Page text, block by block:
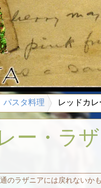
パスタ料理 レッドカ
ー・ラ
のラザニアには戻れないかも